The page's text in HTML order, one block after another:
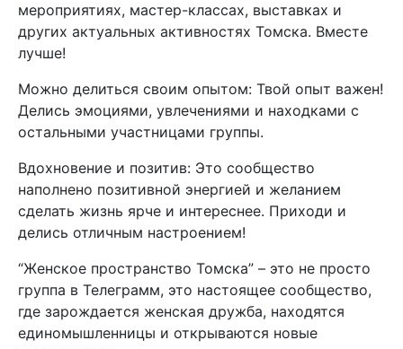
мероприятиях, мастер-классах, выставках и
других актуальных активностях Томска. Вместе
лучше!
Можно делиться своим опытом: Твой опыт важен!
Делись эмоциями, увлечениями и находками с
остальными участницами группы.
Вдохновение и позитив: Это сообщество
наполнено позитивной энергией и желанием
сделать жизнь ярче и интереснее. Приходи и
делись отличным настроением!
“Женское пространство Томска” – это не просто
группа в Телеграмм, это настоящее сообщество,
где зарождается женская дружба, находятся
единомышленницы и открываются новые